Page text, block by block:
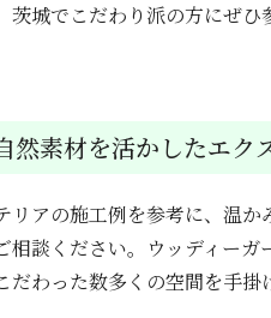
茨城でこだわり派の方にぜ
然素材を活かしたエク
リアの施工例を参考に、温
相談ください。ウッディー
だわった数多くの空間を手掛